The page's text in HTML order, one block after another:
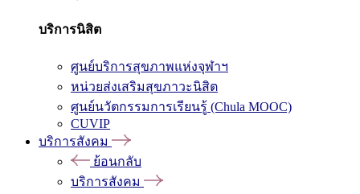
บริการนิสิต
ศูนย์บริการสุขภาพแห่งจุฬาฯ
หน่วยส่งเสริมสุขภาวะนิสิต
ศูนย์นวัตกรรมการเรียนรู้ (Chula MOOC)
CUVIP
บริการสังคม
ย้อนกลับ
บริการสังคม